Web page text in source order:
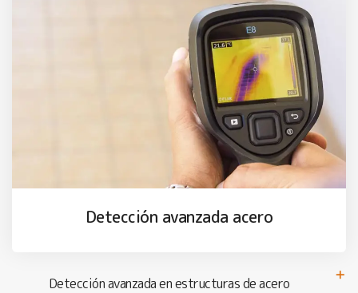
Detección avanzada acero
Detección avanzada en estructuras de acero